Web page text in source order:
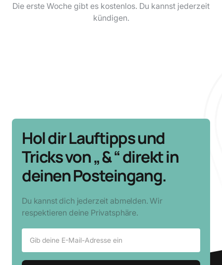
Die erste Woche gibt es kostenlos. Du kannst jederzeit
kündigen.
Hol dir Lauftipps und
Tricks von „ & “ direkt in
deinen Posteingang.
Du kannst dich jederzeit abmelden. Wir
respektieren deine Privatsphäre.